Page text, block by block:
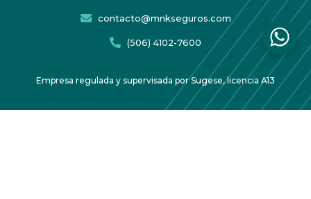
contacto@mnkseguros.com
(506) 4102-7600
Empresa regulada y supervisada por Sugese, licencia A13